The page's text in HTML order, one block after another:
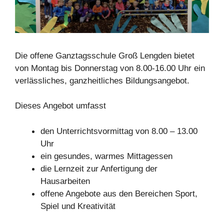
Die offene Ganztagsschule Groß Lengden bietet
von Montag bis Donnerstag von 8.00-16.00 Uhr ein
verlässliches, ganzheitliches Bildungsangebot.
Dieses Angebot umfasst
den Unterrichtsvormittag von 8.00 – 13.00
Uhr
ein gesundes, warmes Mittagessen
die Lernzeit zur Anfertigung der
Hausarbeiten
offene Angebote aus den Bereichen Sport,
Spiel und Kreativität